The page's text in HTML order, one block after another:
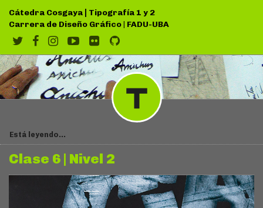
Cátedra Cosgaya | Tipografía 1 y 2
Carrera de Diseño Gráfico| FADU-UBA
Está leyendo...
Clase 6 | Nivel 2